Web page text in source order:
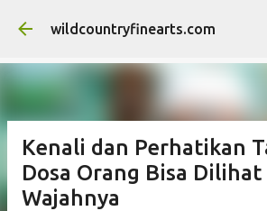
Langsung ke konten
wildcountryfinearts.com
Kenali dan Perhatikan
Dosa Orang Bisa Dilihat
Wajahnya